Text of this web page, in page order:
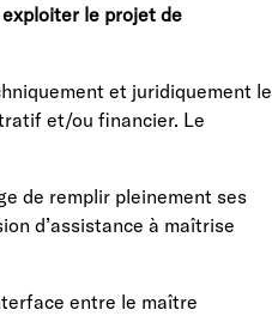
exploiter le projet de
et juridiquement le
et/ou financier. Le
de remplir pleinement ses
d’assistance à maîtrise
entre le maître